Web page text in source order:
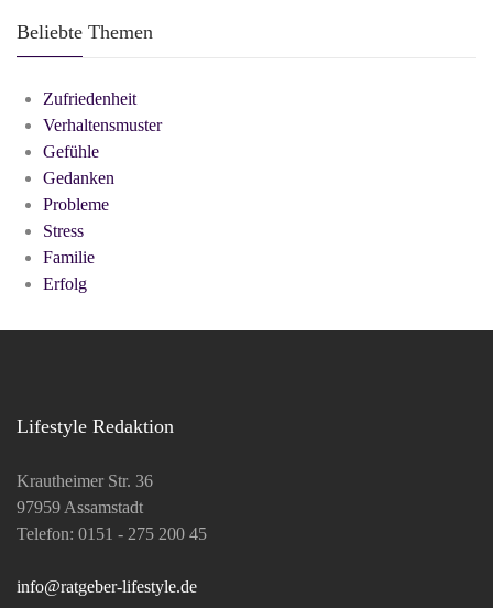
Beliebte Themen
Zufriedenheit
Verhaltensmuster
Gefühle
Gedanken
Probleme
Stress
Familie
Erfolg
Lifestyle Redaktion
Krautheimer Str. 36
97959 Assamstadt
Telefon: 0151 - 275 200 45
info@ratgeber-lifestyle.de